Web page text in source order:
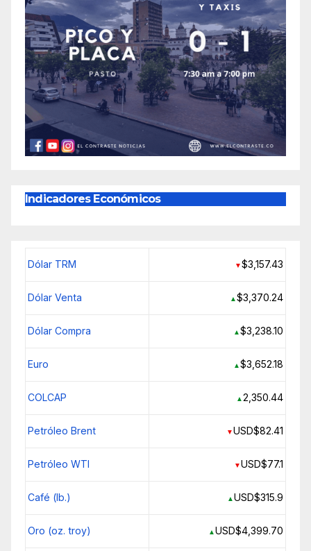
Indicadores Económicos
Dólar TRM ▼$3,157.43
Dólar Venta ▲$3,370.24
Dólar Compra ▲$3,238.10
Euro ▲$3,652.18
COLCAP ▲2,350.44
Petróleo Brent ▼USD$82.41
Petróleo WTI ▼USD$77.1
Café (lb.) ▲USD$315.9
Oro (oz. troy) ▲USD$4,399.70